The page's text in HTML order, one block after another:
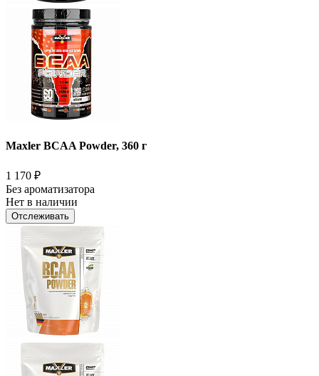
Maxler BCAA Powder, 360 г
1 170 ₽
Без ароматизатора
Нет в наличии
Отслеживать